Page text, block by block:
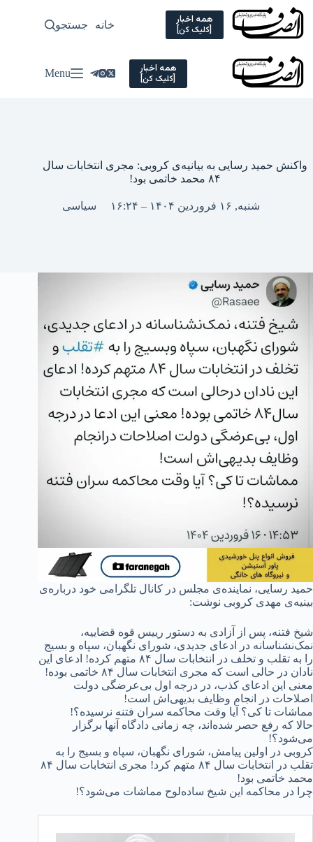
Skip
content
همه اخبار
[کلیک کن] خانه سیاسی
جستجو
همه اخبار
[کلیک کن] Menu
واکنش حمید رسایی به بیانیه‌ی کروبی: مجری انتخابات سال
۸۴ محمد خاتمی بود!
شنبه, ۱۶ فروردین ۱۴۰۴ – ۱۶:۲۴ سیاسی
حمید رسایی، نماینده‌ی مجلس در کانال تلگرامی خود درباره‌ی
بینیه‌ی مهدی کروبی نوشت:
شیخ فتنه، پس از آزادی به دستور رییس قوه قضاییه،
نمک‌نشناسانه در ادعای جدیدی، شورای نگهبان، سپاه و بسیج
را به تقلب و تخلف در انتخابات سال ۸۴ متهم کرده! ادعای این
نادان در حالی است که مجری انتخابات سال ۸۴ خاتمی بوده!
معنی این ادعای کذب، در درجه اول بی‌عرضگی دولت
اصلاحات در انجام وظایف بدیهی‌اش است!
مماشات تا کی؟ آیا وقت محاکمه سران فتنه نرسیده؟!
حالا که رفع حصر شده‌اند، چه زمانی دادگاه آنها برگزار
می‌شود؟!
کروبی در اولین پیامش، شورای نگهبان، سپاه و بسیج را به
تقلب در انتخابات‌ سال ۸۴ متهم کرد! مجری انتخابات سال ۸۴
محمد خاتمی بود!
چرا در محاکمه این شیخ ساده‌لوح مماشات می‌شود؟!